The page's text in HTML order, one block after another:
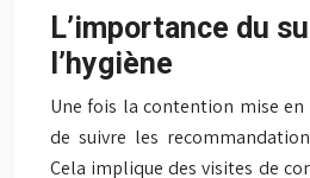
L’importance du
l’hygiène
Une fois la contention mise
de suivre les
Cela implique des visites de